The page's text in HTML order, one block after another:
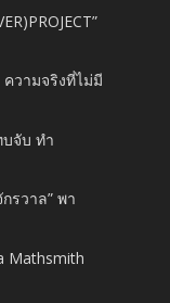
ความจริงที่ไม่มี
จับ ทำ
รวาล” พา
Mathsmith